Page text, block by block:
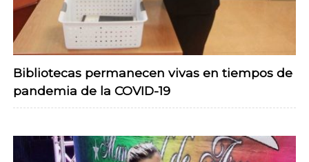
Bibliotecas permanecen vivas en tiempos de
pandemia de la COVID-19